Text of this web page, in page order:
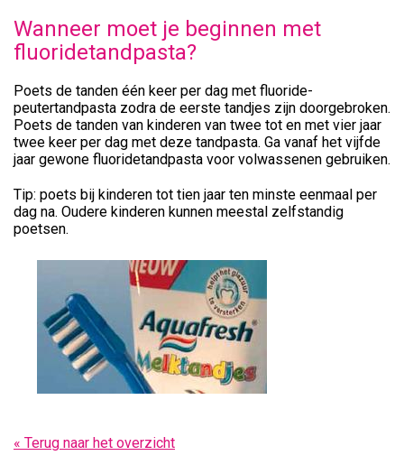
Wanneer moet je beginnen met
fluoridetandpasta?
Poets de tanden één keer per dag met fluoride-
peutertandpasta zodra de eerste tandjes zijn doorgebroken.
Poets de tanden van kinderen van twee tot en met vier jaar
twee keer per dag met deze tandpasta. Ga vanaf het vijfde
jaar gewone fluoridetandpasta voor volwassenen gebruiken.
Tip: poets bij kinderen tot tien jaar ten minste eenmaal per
dag na. Oudere kinderen kunnen meestal zelfstandig
poetsen.
« Terug naar het overzicht